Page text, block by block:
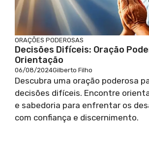
ORAÇÕES PODEROSAS
Decisões Difíceis: Oração
Orientação
06/08/2024Gilberto Filho
Descubra uma oração poderosa
decisões difíceis. Encontre
e sabedoria para enfrentar os
com confiança e discernimento.